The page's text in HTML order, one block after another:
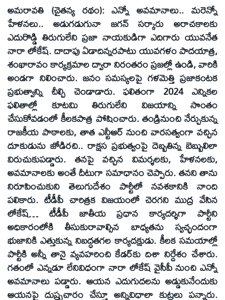
అమరావతి (చైతన్య రథం): ఎన్నో అవమానాలు.. మరెన్నో
హేళనలు.. అడుగడుగునా జగన్‌ సర్కారు అరాచకాలకు
ఎదురొడ్డి తిరుగులేని ప్రజా నాయకుడిగా ఎదిగారు యువనేత
నారా లోకేష్‌. దాదాపు ఏడాదిన్నరపాటు యువగళం పాదయాత్ర,
శంఖారావం కార్యక్రమాల ద్వారా నిరంతరం ప్రజల్లో ఉండి, వారికి
అండగా నిలించారు. జనం సమస్యలపై గళమెత్తి ప్రజాకంటక
ప్రభుత్వాన్ని చీల్చి చెండాడారు. ఫలితంగా 2024 ఎన్నికల
ఫలితాల్లో కూటమి తిరుగులేని విజయాన్ని సొంతం
చేసుకోవడంలో కీలకపాత్ర పోషించారు. తండ్రినుంచి నేర్చుకున్న
రాజకీయ పాఠాలకు, తాత ఎన్టీఆర్‌ నుంచి వారసత్వంగా వచ్చిన
దూకుడును జోడిరచి.. రాక్షస ప్రభుత్వంపై దెబ్బతిన్న బెబ్బులిలా
విరుచుకుపడ్డారు. తనపై వచ్చిన విమర్శలకు, హేళనలకు,
అవమానాలకు అంతే దీటుగా సమాధానం చెప్పారు. తనని తాను
నిరూపించుకుని తెలుగుదేశం పార్టీలో నవశకానికి నాంది
పలికారు. టీడీపీ చారిత్రక విజయంలో చెరగని ముద్ర వేసిన
లోకేష్‌… టీడీపీ జాతీయ ప్రధాన కార్యదర్శిగా పార్టీని
అధికారంలోకి తీసుకురావాల్సిన బాధ్యతను స్వచ్ఛందంగా
భుజానికి ఎత్తుకున్న నిబద్ధతగల కార్యదక్షుడు. కీలక సమయాల్లో
పార్టీకి అన్నీ తానై వ్యవహరించి కేడర్‌కు దిశా నిర్దేశం చేశారు.
గతంలో ఎన్నడూ లేనివిధంగా నారా లోకేష్‌ వైసీపీ నుంచి ఎన్నో
అవమానాలు పడ్డారు. ఆయన ఎదుగుదలను అడ్డుకునేందుకు
ఆయనపై దుష్ప్రచారం చేస్తూ అన్నివిధాలా కుట్రలు పన్నారు.